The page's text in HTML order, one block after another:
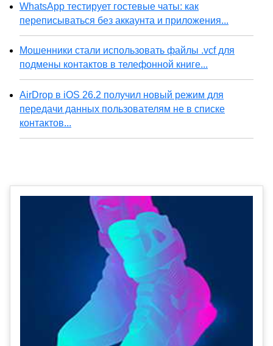
WhatsApp тестирует гостевые чаты: как
переписываться без аккаунта и приложения...
Мошенники стали использовать файлы .vcf для
подмены контактов в телефонной книге...
AirDrop в iOS 26.2 получил новый режим для
передачи данных пользователям не в списке
контактов...